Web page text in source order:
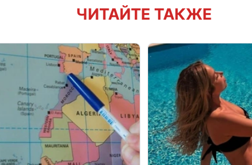
ЧИТАЙТЕ ТАКЖЕ